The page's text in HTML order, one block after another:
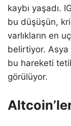
kaybı yaşadı.
bu düşüşün,
varlıkların en
belirtiyor. Asya
bu hareketi
görülüyor.